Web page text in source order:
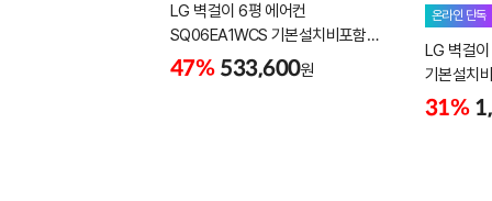
LG 벽걸이 6평 에어컨
SQ06EA1WCS 기본설치비포함
무료배송 실외기포함
47% 533,600원
온라인 단독
LG 벽걸
기본설치
31%